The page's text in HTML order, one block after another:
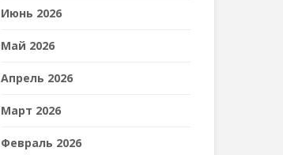
Июнь 2026
Май 2026
Апрель 2026
Март 2026
Февраль 2026